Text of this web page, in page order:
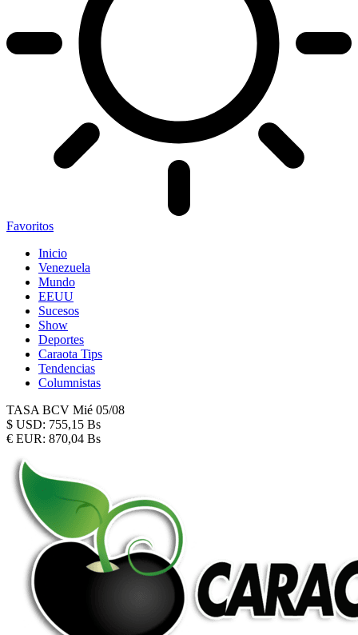
Favoritos
Inicio
Venezuela
Mundo
EEUU
Sucesos
Show
Deportes
Caraota Tips
Tendencias
Columnistas
TASA BCV Mié 05/08
$ USD: 755,15 Bs
€ EUR: 870,04 Bs